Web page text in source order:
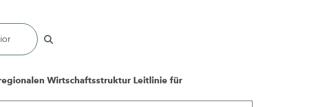
Wirtschaftsstruktur Leitlinie für